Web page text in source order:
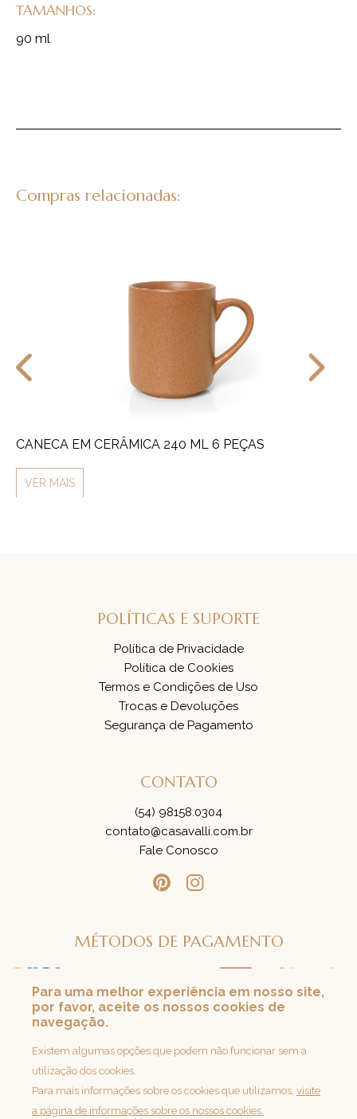
TAMANHOS:
90 ml
Compras relacionadas:
CANECA EM CERÂMICA 240 ML 6 PEÇAS
VER MAIS
POLÍTICAS E SUPORTE
Política de Privacidade
Política de Cookies
Termos e Condições de Uso
Trocas e Devoluções
Segurança de Pagamento
CONTATO
(54) 98158.0304
contato@casavalli.com.br
Fale Conosco
MÉTODOS DE PAGAMENTO
SEGURANÇA
Para uma melhor experiência em nosso site,
por favor, aceite os nossos cookies de
navegação.
Existem algumas opções que podem não funcionar sem a
utilização dos cookies.
Para mais informações sobre os cookies que utilizamos, visite
a página de informações sobre os nossos cookies.